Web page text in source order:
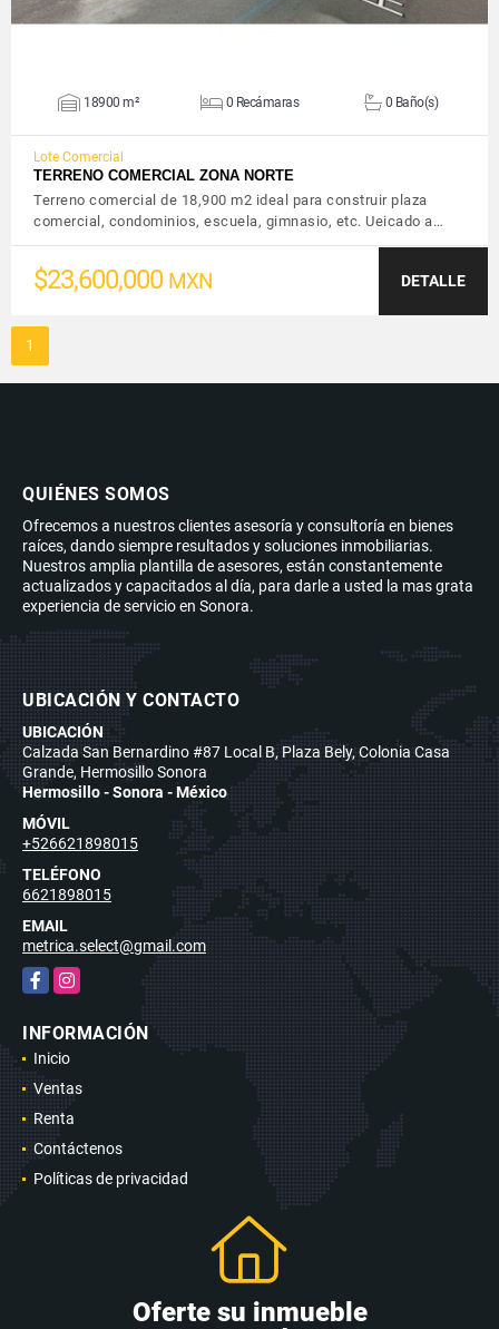
18900 m² 0 Recámaras 0 Baño(s)
Lote Comercial
TERRENO COMERCIAL ZONA NORTE
Terreno comercial de 18,900 m2 ideal para construir plaza
comercial, condominios, escuela, gimnasio, etc. Ueicado a…
$23,600,000 MXN DETALLE
1
QUIÉNES SOMOS
Ofrecemos a nuestros clientes asesoría y consultoría en bienes
raíces, dando siempre resultados y soluciones inmobiliarias.
Nuestros amplia plantilla de asesores, están constantemente
actualizados y capacitados al día, para darle a usted la mas grata
experiencia de servicio en Sonora.
UBICACIÓN Y CONTACTO
UBICACIÓN
Calzada San Bernardino #87 Local B, Plaza Bely, Colonia Casa
Grande, Hermosillo Sonora
Hermosillo - Sonora - México
MÓVIL
+526621898015
TELÉFONO
6621898015
EMAIL
metrica.select@gmail.com
FacebookInstagram
INFORMACIÓN
Inicio
Ventas
Renta
Contáctenos
Políticas de privacidad
Oferte su inmueble